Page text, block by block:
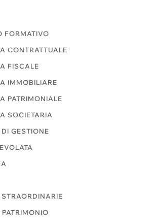
FORMATIVO
CONTRATTUALE
FISCALE
IMMOBILIARE
PATRIMONIALE
SOCIETARIA
GESTIONE
PATRIMONIO